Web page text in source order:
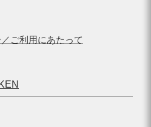
ご利用にあたって